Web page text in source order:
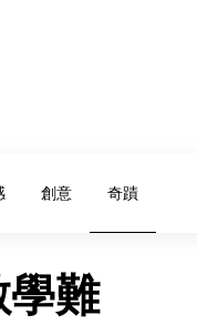
創意 奇蹟
學難